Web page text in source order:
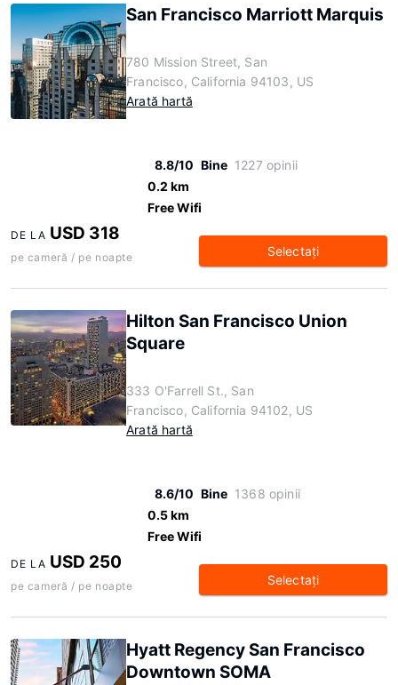
San Francisco Marriott Marquis
780 Mission Street, San
Francisco, California 94103, US
Arată hartă
8.8/10 Bine 1227 opinii
0.2 km
Free Wifi
DE LA USD 318
pe cameră / pe noapte Selectaţi
Hilton San Francisco Union
Square
333 O'Farrell St., San
Francisco, California 94102, US
Arată hartă
8.6/10 Bine 1368 opinii
0.5 km
Free Wifi
DE LA USD 250
pe cameră / pe noapte Selectaţi
Hyatt Regency San Francisco
Downtown SOMA